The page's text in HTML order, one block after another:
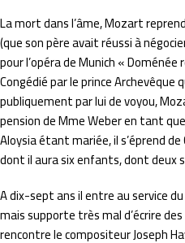
La mort dans l’âme, Mozart
(que son père avait réussi à
pour l’opéra de Munich «
Congédié par le prince
publiquement par lui de voyou,
pension de Mme Weber en tant
Aloysia étant mariée, il s’éprend
dont il aura six enfants, dont deux
A dix-sept ans il entre au service
mais supporte très mal d’écrire
rencontre le compositeur Joseph